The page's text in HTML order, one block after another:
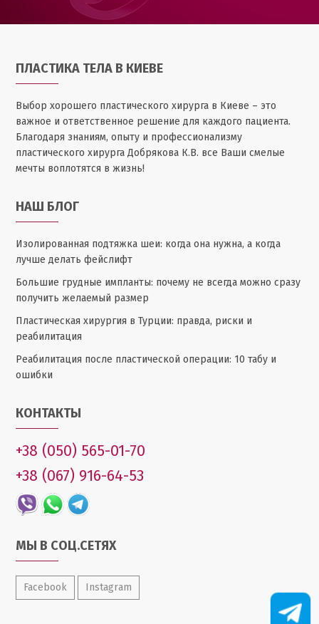
ПЛАСТИКА ТЕЛА В КИЕВЕ
Выбор хорошего пластического хирурга в Киеве – это
важное и ответственное решение для каждого пациента.
Благодаря знаниям, опыту и профессионализму
пластического хирурга Добрякова К.В. все Ваши смелые
мечты воплотятся в жизнь!
НАШ БЛОГ
Изолированная подтяжка шеи: когда она нужна, а когда
лучше делать фейслифт
Большие грудные импланты: почему не всегда можно сразу
получить желаемый размер
Пластическая хирургия в Турции: правда, риски и
реабилитация
Реабилитация после пластической операции: 10 табу и
ошибки
КОНТАКТЫ
+38 (050) 565-01-70
+38 (067) 916-64-53
МЫ В СОЦ.СЕТЯХ
Facebook Instagram